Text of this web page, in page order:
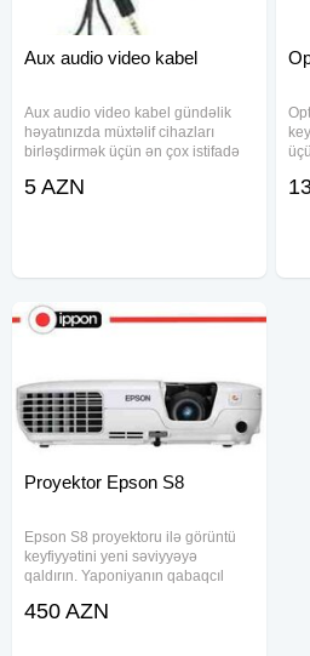
Aux audio video kabel
Aux audio video kabel gündəlik
həyatınızda müxtəlif cihazları
birləşdirmək üçün ən çox istifadə
Telefon, noutbuk, kompüter,
5 AZN
Proyektor Epson S8
Epson S8 proyektoru ilə görüntü
keyfiyyətini yeni səviyyəyə
qaldırın. Yaponiyanın qabaqcıl
bu model, yüksək performansı və
450 AZN